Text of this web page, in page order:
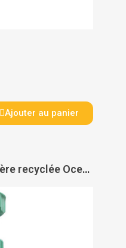
Ajouter au panier
Siphon de lavabo matière recyclée Ocean Up - VALENTIN